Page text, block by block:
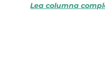
Lea columna